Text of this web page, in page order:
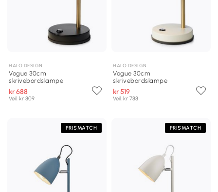
HALO DESIGN
Vogue 30cm
skrivebordslampe
kr 688
Veil. kr 809
HALO DESIGN
Vogue 30cm
skrivebordslampe
kr 519
Veil. kr 788
PRISMATCH PRISMATCH